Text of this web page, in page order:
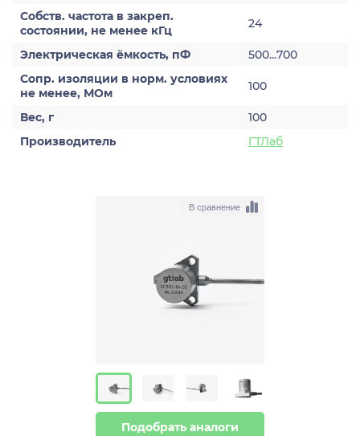
Собств. частота в закреп.
состоянии, не менее кГц
24
Электрическая ёмкость, пФ
500...700
Сопр. изоляции в норм. условиях
не менее, МОм
100
Вес, г
100
Производитель
ГТЛаб
В сравнение
Подобрать аналоги